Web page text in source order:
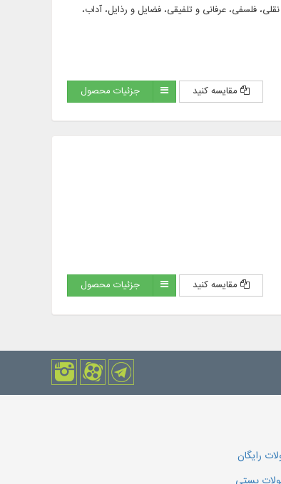
نقلی، فلسفی، عرفانی و تلفیقی، فضایل و رذایل، آداب،
مقایسه کنید جزئیات محصول
مقایسه کنید جزئیات محصول
رایگان